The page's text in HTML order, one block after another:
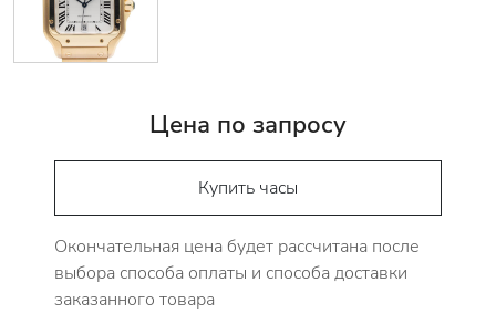
Цена по запросу
Купить часы
Окончательная цена будет рассчитана после
выбора способа оплаты и способа доставки
заказанного товара